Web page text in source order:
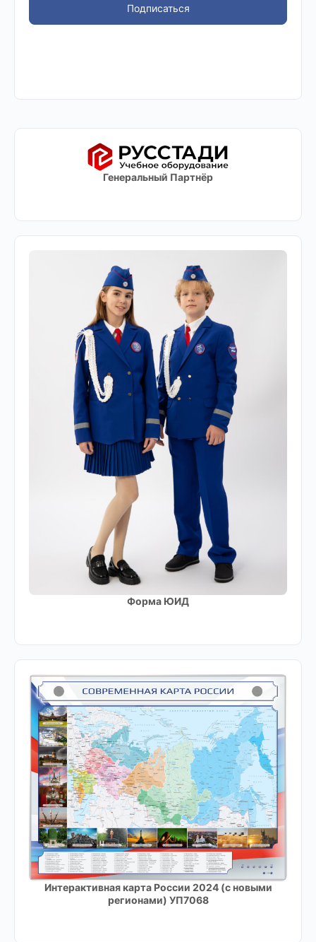
Подписаться
Генеральный Партнёр
Форма ЮИД
Интерактивная карта России 2024 (с новыми
регионами) УП7068